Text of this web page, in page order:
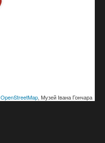
OpenStreetMap, Музей Івана Гончара